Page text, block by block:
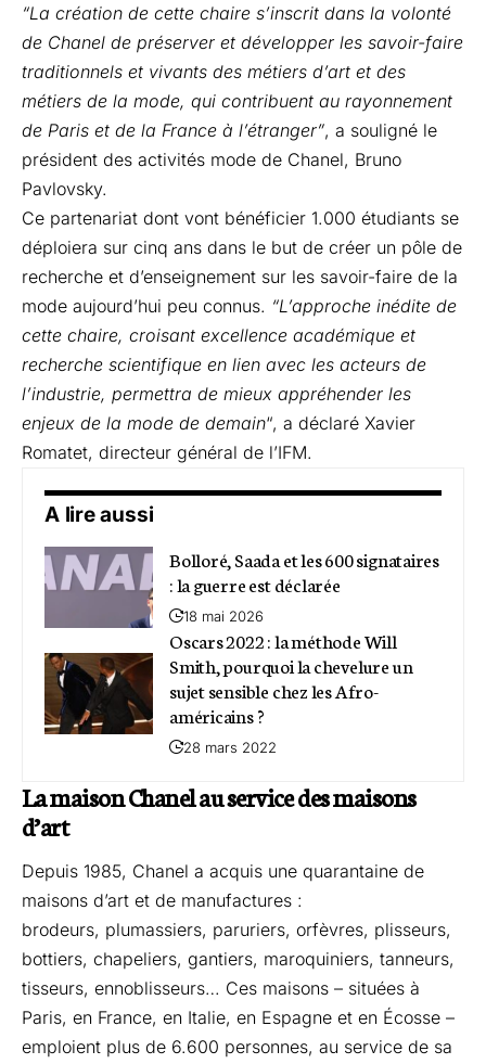
“La création de cette chaire s’inscrit dans la volonté
de Chanel de préserver et développer les savoir-faire
traditionnels et vivants des métiers d’art et des
métiers de la mode, qui contribuent au rayonnement
de Paris et de la France à l’étranger”, a souligné le
président des activités mode de Chanel, Bruno
Pavlovsky.
Ce partenariat dont vont bénéficier 1.000 étudiants se
déploiera sur cinq ans dans le but de créer un pôle de
recherche et d’enseignement sur les savoir-faire de la
mode aujourd’hui peu connus. “L’approche inédite de
cette chaire, croisant excellence académique et
recherche scientifique en lien avec les acteurs de
l’industrie, permettra de mieux appréhender les
enjeux de la mode de demain“, a déclaré Xavier
Romatet, directeur général de l’IFM.
A lire aussi
Bolloré, Saada et les 600 signataires
: la guerre est déclarée
18 mai 2026
Oscars 2022 : la méthode Will
Smith, pourquoi la chevelure un
sujet sensible chez les Afro-
américains ?
28 mars 2022
La maison Chanel au service des maisons
d’art
Depuis 1985, Chanel a acquis une quarantaine de
maisons d’art et de manufactures :
brodeurs, plumassiers, paruriers, orfèvres, plisseurs,
bottiers, chapeliers, gantiers, maroquiniers, tanneurs,
tisseurs, ennoblisseurs… Ces maisons – situées à
Paris, en France, en Italie, en Espagne et en Écosse –
emploient plus de 6.600 personnes, au service de sa